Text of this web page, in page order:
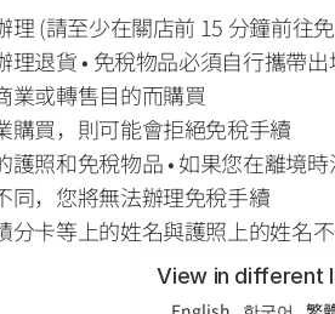
(請至少在關店前 15 分鐘前往
退貨 • 免稅物品必須自行攜帶
業或轉售目的而購買
購買，則可能會拒絕免稅手續
照和免稅物品 • 如果您在離境
同，您將無法辦理免稅手續
分卡等上的姓名與護照上的姓名
View in different